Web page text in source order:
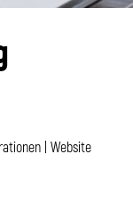
| Website